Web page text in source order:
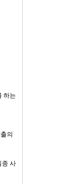
하는
의
종 사